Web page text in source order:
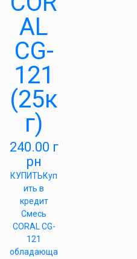
AL
CG-
121
(25к
г)
240.00 г
рн
КУПИТЬКуп
ить в
кредит
Смесь
CORAL CG-
121
обладающа